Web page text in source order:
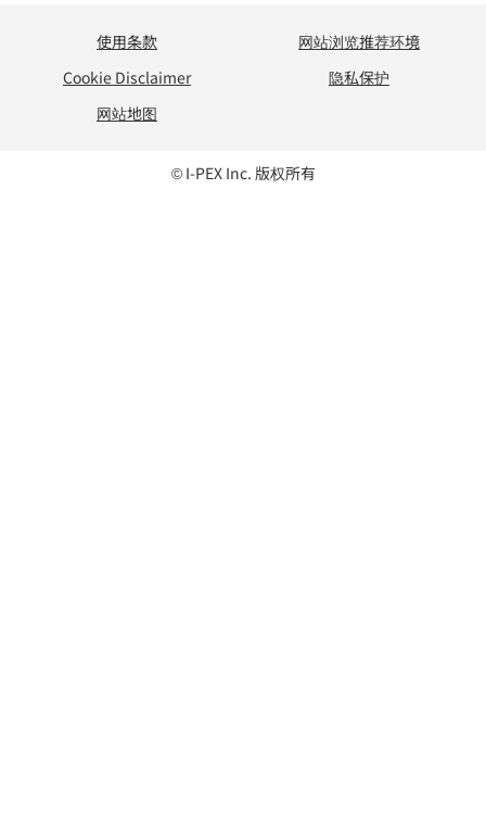
使用条款
网站浏览推荐环境
Cookie Disclaimer
隐私保护
网站地图
© I-PEX Inc. 版权所有